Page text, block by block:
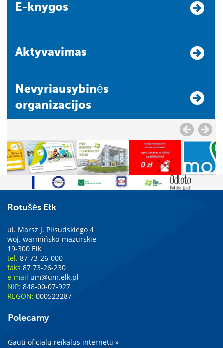
E-knygos
Aktyvavimas
Nevyriausybinės
organizacijos
Rotušės Ełk
ul. Marsz J. Piłsudskiego 4
woj. warmińsko-mazurskie
19-300 Ełk
tel. 87 73-26-000
faks 87 73-26-230
e-mail um@um.elk.pl
NIP: 848-00-07-927
REGON: 000523287
Polecamy
Gauti oficialų reikalus internetu »